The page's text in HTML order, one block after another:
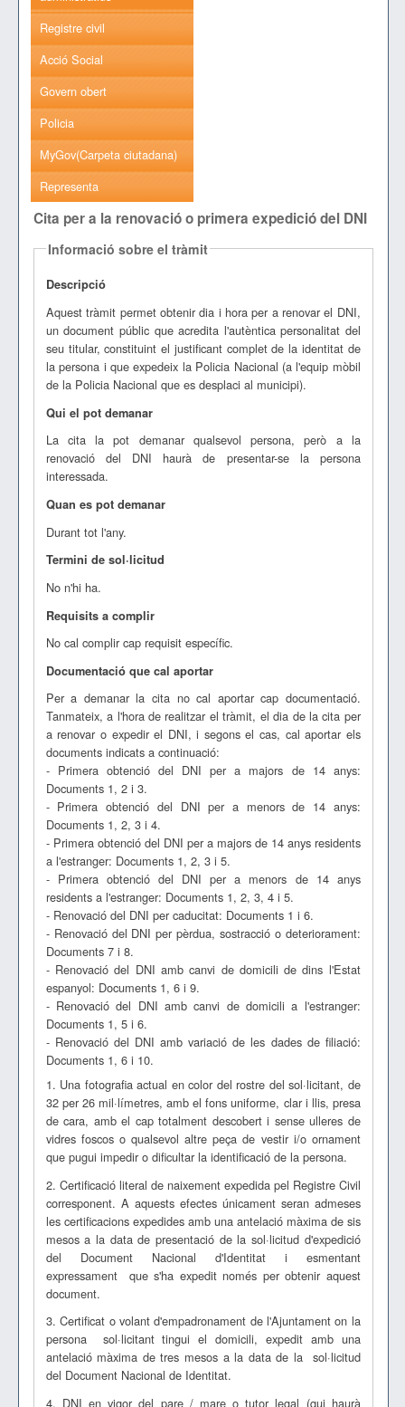
Registre civil
Acció Social
Govern obert
Policia
MyGov(Carpeta ciutadana)
Representa
Cita per a la renovació o primera expedició del DNI
Informació sobre el tràmit
Descripció
Aquest tràmit permet obtenir dia i hora per a renovar el DNI,
un document públic que acredita l'autèntica personalitat del
seu titular, constituint el justificant complet de la identitat de
la persona i que expedeix la Policia Nacional (a l'equip mòbil
de la Policia Nacional que es desplaci al municipi).
Qui el pot demanar
La cita la pot demanar qualsevol persona, però a la
renovació del DNI haurà de presentar-se la persona
interessada.
Quan es pot demanar
Durant tot l'any.
Termini de sol·licitud
No n'hi ha.
Requisits a complir
No cal complir cap requisit específic.
Documentació que cal aportar
Per a demanar la cita no cal aportar cap documentació.
Tanmateix, a l'hora de realitzar el tràmit, el dia de la cita per
a renovar o expedir el DNI, i segons el cas, cal aportar els
documents indicats a continuació:
- Primera obtenció del DNI per a majors de 14 anys:
Documents 1, 2 i 3.
- Primera obtenció del DNI per a menors de 14 anys:
Documents 1, 2, 3 i 4.
- Primera obtenció del DNI per a majors de 14 anys residents
a l'estranger: Documents 1, 2, 3 i 5.
- Primera obtenció del DNI per a menors de 14 anys
residents a l'estranger: Documents 1, 2, 3, 4 i 5.
- Renovació del DNI per caducitat: Documents 1 i 6.
- Renovació del DNI per pèrdua, sostracció o deteriorament:
Documents 7 i 8.
- Renovació del DNI amb canvi de domicili de dins l'Estat
espanyol: Documents 1, 6 i 9.
- Renovació del DNI amb canvi de domicili a l'estranger:
Documents 1, 5 i 6.
- Renovació del DNI amb variació de les dades de filiació:
Documents 1, 6 i 10.
1. Una fotografia actual en color del rostre del sol·licitant, de
32 per 26 mil·límetres, amb el fons uniforme, clar i llis, presa
de cara, amb el cap totalment descobert i sense ulleres de
vidres foscos o qualsevol altre peça de vestir i/o ornament
que pugui impedir o dificultar la identificació de la persona.
2. Certificació literal de naixement expedida pel Registre Civil
corresponent. A aquests efectes únicament seran admeses
les certificacions expedides amb una antelació màxima de sis
mesos a la data de presentació de la sol·licitud d'expedició
del Document Nacional d'Identitat i esmentant
expressament que s'ha expedit només per obtenir aquest
document.
3. Certificat o volant d'empadronament de l'Ajuntament on la
persona sol·licitant tingui el domicili, expedit amb una
antelació màxima de tres mesos a la data de la sol·licitud
del Document Nacional de Identitat.
4. DNI en vigor del pare / mare o tutor legal (qui haurà